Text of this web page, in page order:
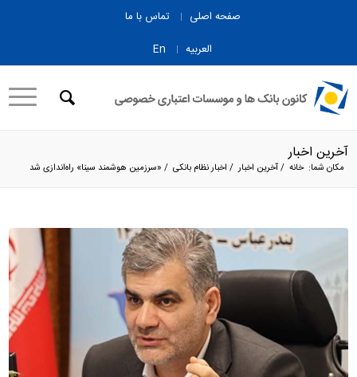
صفحه اصلی
تماس با ما
العربیه
En
آخرین اخبار
مکان شما: خانه /آخرین اخبار / اخبار نظام بانکی / «سرزمین هوشمند سینا» راه‌اندازی شد